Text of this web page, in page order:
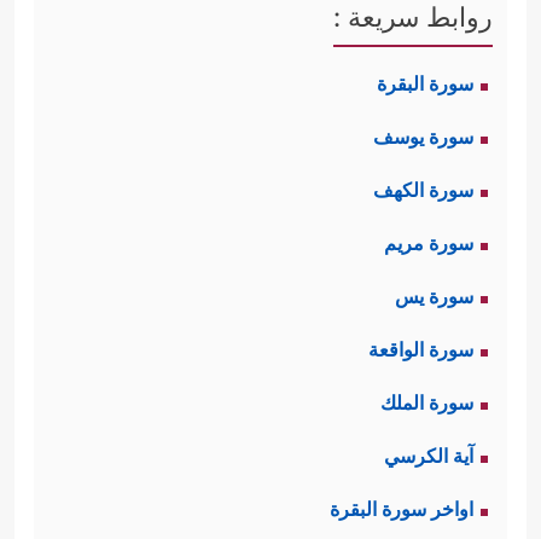
روابط سريعة :
سورة البقرة
سورة يوسف
سورة الكهف
سورة مريم
سورة يس
سورة الواقعة
سورة الملك
آية الكرسي
اواخر سورة البقرة